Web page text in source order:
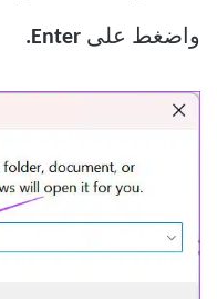
واضغط على Enter.